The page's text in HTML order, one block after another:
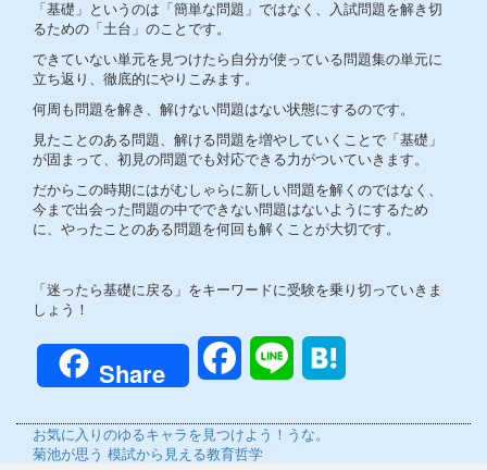
「基礎」というのは「簡単な問題」ではなく、入試問題を解き切
るための「土台」のことです。
できていない単元を見つけたら自分が使っている問題集の単元に
立ち返り、徹底的にやりこみます。
何周も問題を解き、解けない問題はない状態にするのです。
見たことのある問題、解ける問題を増やしていくことで「基礎」
が固まって、初見の問題でも対応できる力がついていきます。
だからこの時期にはがむしゃらに新しい問題を解くのではなく、
今まで出会った問題の中でできない問題はないようにするため
に、やったことのある問題を何回も解くことが大切です。
「迷ったら基礎に戻る」をキーワードに受験を乗り切っていきま
しょう！
Share FacebookLine
前
の
お気に入りのゆるキャラを見つけよう！うな。
次
菊池が思う 模試から見える教育哲学